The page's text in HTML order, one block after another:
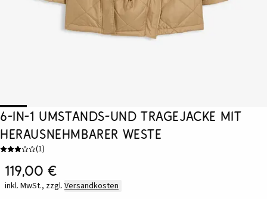
6-in-1 Umstands-und Tragejacke mit
herausnehmbarer Weste
(1)
119,00 €
inkl. MwSt., zzgl. Versandkosten